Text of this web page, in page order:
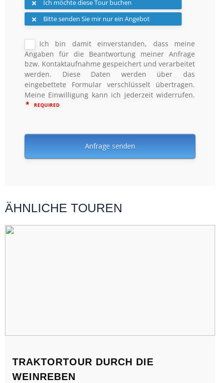
ÄHNLICHE TOUREN
TRAKTORTOUR DURCH DIE
WEINREBEN